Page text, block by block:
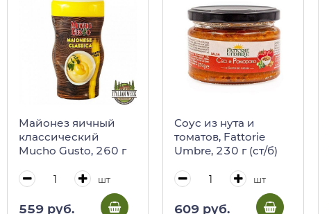
Майонез яичный
классический
Mucho Gusto, 260 г
шт
559 руб.
Соус из нута и
томатов, Fattorie
Umbre, 230 г (ст/б)
шт
609 руб.